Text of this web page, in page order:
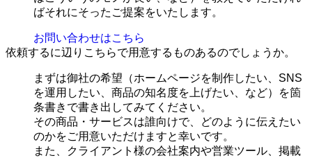
ばそれにそったご提案をいたします。
お問い合わせはこちら
依頼するに辺りこちらで用意するものあるのでしょうか。
まずは御社の希望（ホームページを制作したい、SNS
を運用したい、商品の知名度を上げたい、など）を箇
条書きで書き出してみてください。
その商品・サービスは誰向けで、どのように伝えたい
のかをご用意いただけますと幸いです。
また、クライアント様の会社案内や営業ツール、掲載